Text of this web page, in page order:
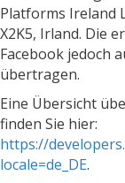
Platforms Ireland
X2K5, Irland. Die
Facebook jedoch
übertragen.
Eine Übersicht
finden Sie hier:
https://
locale=de_DE.